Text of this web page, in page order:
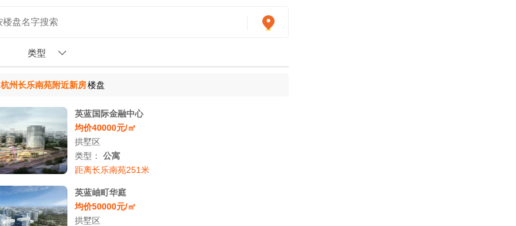
类型
杭州长乐南苑附近新房楼盘
英蓝国际金融中心
均价40000元/㎡
拱墅区
类型： 公寓
距离长乐南苑251米
英蓝岫町华庭
均价50000元/㎡
拱墅区